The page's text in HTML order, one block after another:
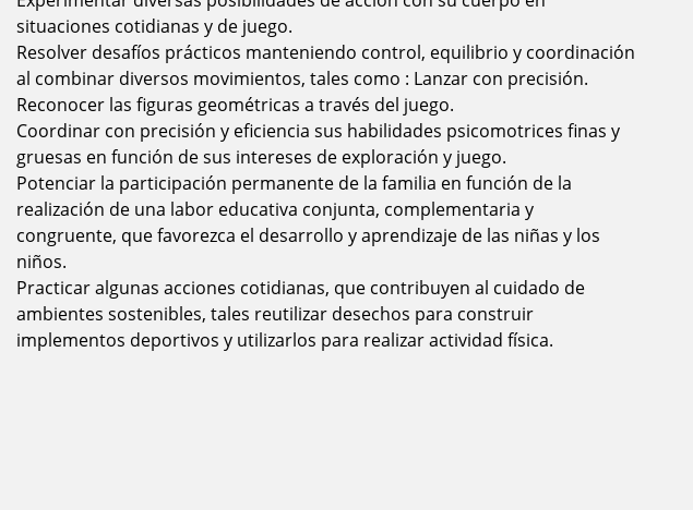
situaciones cotidianas y de juego.
Resolver desafíos prácticos manteniendo control, equilibrio y coordinación
al combinar diversos movimientos, tales como : Lanzar con precisión.
Reconocer las figuras geométricas a través del juego.
Coordinar con precisión y eficiencia sus habilidades psicomotrices finas y
gruesas en función de sus intereses de exploración y juego.
Potenciar la participación permanente de la familia en función de la
realización de una labor educativa conjunta, complementaria y
congruente, que favorezca el desarrollo y aprendizaje de las niñas y los
niños.
Practicar algunas acciones cotidianas, que contribuyen al cuidado de
ambientes sostenibles, tales reutilizar desechos para construir
implementos deportivos y utilizarlos para realizar actividad física.